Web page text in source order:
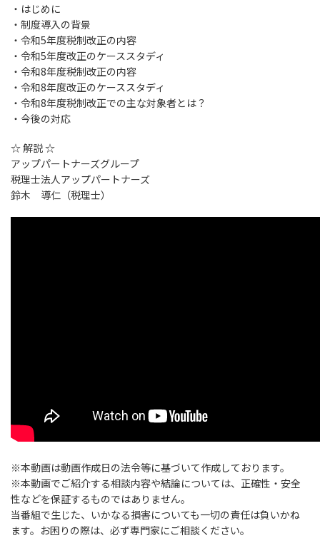
・はじめに
・制度導入の背景
・令和5年度税制改正の内容
・令和5年度改正のケーススタディ
・令和8年度税制改正の内容
・令和8年度改正のケーススタディ
・令和8年度税制改正での主な対象者とは？
・今後の対応
☆ 解説 ☆
アップパートナーズグループ
税理士法人アップパートナーズ
鈴木 導仁（税理士）
※本動画は動画作成日の法令等に基づいて作成しております。
※本動画でご紹介する相談内容や結論については、正確性・安全
性などを保証するものではありません。
当番組で生じた、いかなる損害についても一切の責任は負いかね
ます。お困りの際は、必ず専門家にご相談ください。